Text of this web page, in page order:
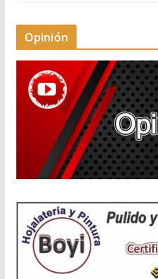
Opinión